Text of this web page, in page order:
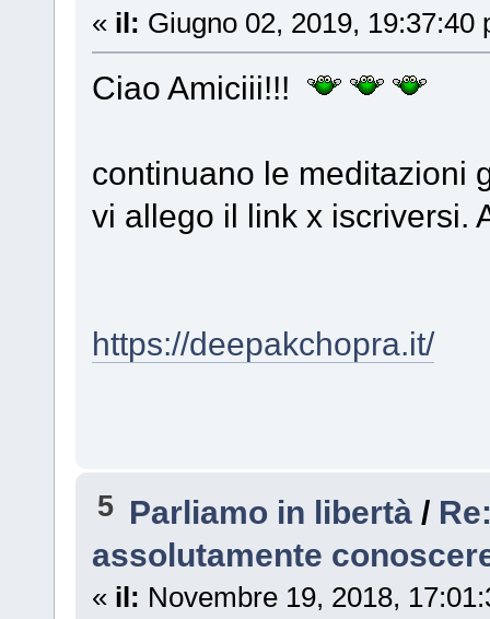
« il: Giugno 02, 2019, 19:37:40
Ciao Amiciii!!!
continuano le meditazioni
vi allego il link x
https://deepakchopra.it/
5 Parliamo in libertà /
assolutamente
« il: Novembre 19, 2018,